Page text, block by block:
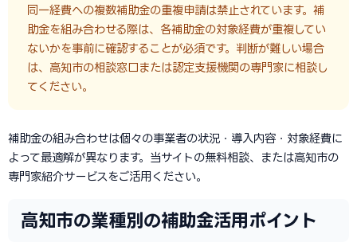
同一経費への複数補助金の重複申請は禁止されています。補
助金を組み合わせる際は、各補助金の対象経費が重複してい
ないかを事前に確認することが必須です。判断が難しい場合
は、高知市の相談窓口または認定支援機関の専門家に相談し
てください。
補助金の組み合わせは個々の事業者の状況・導入内容・対象経費に
よって最適解が異なります。当サイトの無料相談、または高知市の
専門家紹介サービスをご活用ください。
高知市の業種別の補助金活用ポイント